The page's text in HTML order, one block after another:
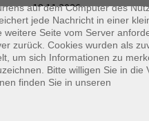
18.11.2026
18:00–20:30Uhr
Rotthalmünster,
Jana-Olivia Basting
auf dem Computer des
jede Nachricht in einer
Seite vom Server
zurück. Cookies wurden als
um sich Informationen zu
Bitte willigen Sie in die
finden Sie in unseren